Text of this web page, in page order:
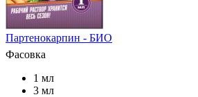
Партенокарпин - БИО
Фасовка
1 мл
3 мл